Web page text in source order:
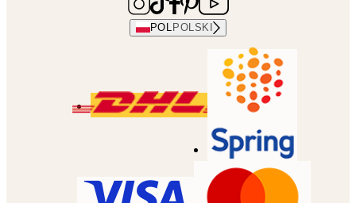
POL POLSKI